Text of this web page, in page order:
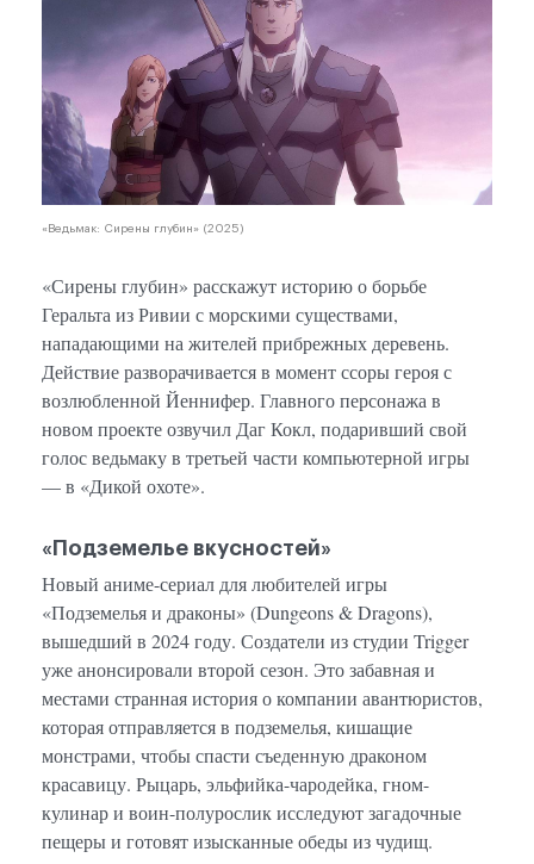
«Ведьмак: Сирены глубин» (2025)
«Сирены глубин» расскажут историю о борьбе
Геральта из Ривии с морскими существами,
нападающими на жителей прибрежных деревень.
Действие разворачивается в момент ссоры героя с
возлюбленной Йеннифер. Главного персонажа в
новом проекте озвучил Даг Кокл, подаривший свой
голос ведьмаку в третьей части компьютерной игры
— в «Дикой охоте».
«Подземелье вкусностей»
Новый аниме-сериал для любителей игры
«Подземелья и драконы» (Dungeons & Dragons),
вышедший в 2024 году. Создатели из студии Trigger
уже анонсировали второй сезон. Это забавная и
местами странная история о компании авантюристов,
которая отправляется в подземелья, кишащие
монстрами, чтобы спасти съеденную драконом
красавицу. Рыцарь, эльфийка-чародейка, гном-
кулинар и воин-полурослик исследуют загадочные
пещеры и готовят изысканные обеды из чудищ.